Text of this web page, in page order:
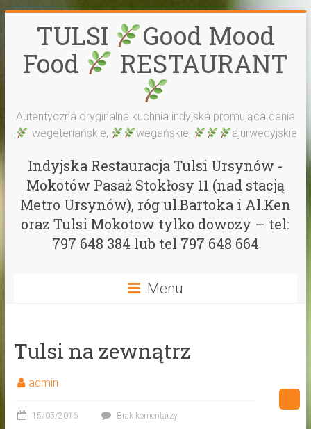
TULSI
Good Mood
Food
RESTAURANT
Autentyczna oryginalna kuchnia indyjska promująca dania
,
wegeteriańskie, wegańskie, ajurwedyjskie
Indyjska Restauracja Tulsi Ursynów -
Mokotów Pasaż Stokłosy 11 (nad stacją
Metro Ursynów), róg ul.Bartoka i Al.Ken
oraz Tulsi Mokotow tylko dowozy – tel:
797 648 384 lub tel 797 648 664
Menu
Tulsi na zewnątrz
admin
15/05/2016 Brak komentarzy